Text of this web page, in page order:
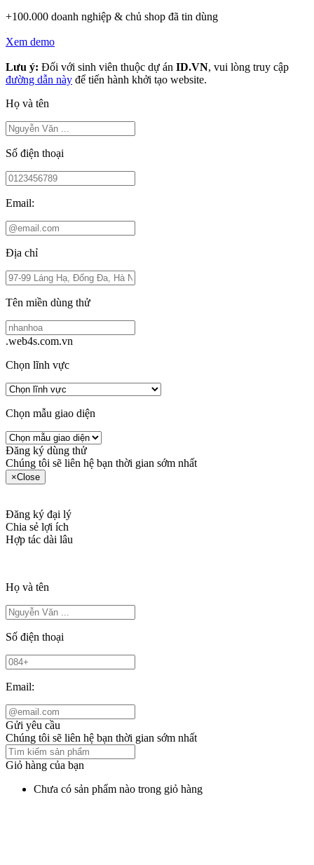
+100.000 doanh nghiệp & chủ shop đã tin dùng
Xem demo
Lưu ý: Đối với sinh viên thuộc dự án ID.VN, vui lòng truy cập
đường dẫn này để tiến hành khởi tạo website.
Họ và tên
Số điện thoại
Email:
Địa chỉ
Tên miền dùng thử
.web4s.com.vn
Chọn lĩnh vực
Chọn mẫu giao diện
Đăng ký dùng thử
Chúng tôi sẽ liên hệ bạn thời gian sớm nhất
×Close
Đăng ký đại lý
Chia sẻ lợi ích
Hợp tác dài lâu
Họ và tên
Số điện thoại
Email:
Gửi yêu cầu
Chúng tôi sẽ liên hệ bạn thời gian sớm nhất
Giỏ hàng của bạn
Chưa có sản phẩm nào trong giỏ hàng